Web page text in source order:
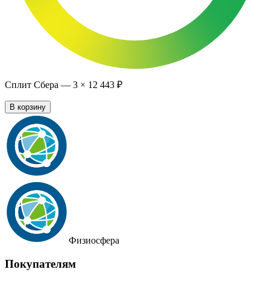
Сплит Сбера — 3 × 12 443 ₽
В корзину
Физиосфера
Покупателям